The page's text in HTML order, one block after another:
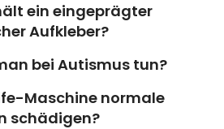
ein eingeprägter
Aufkleber?
bei Autismus tun?
Maschine normale
schädigen?